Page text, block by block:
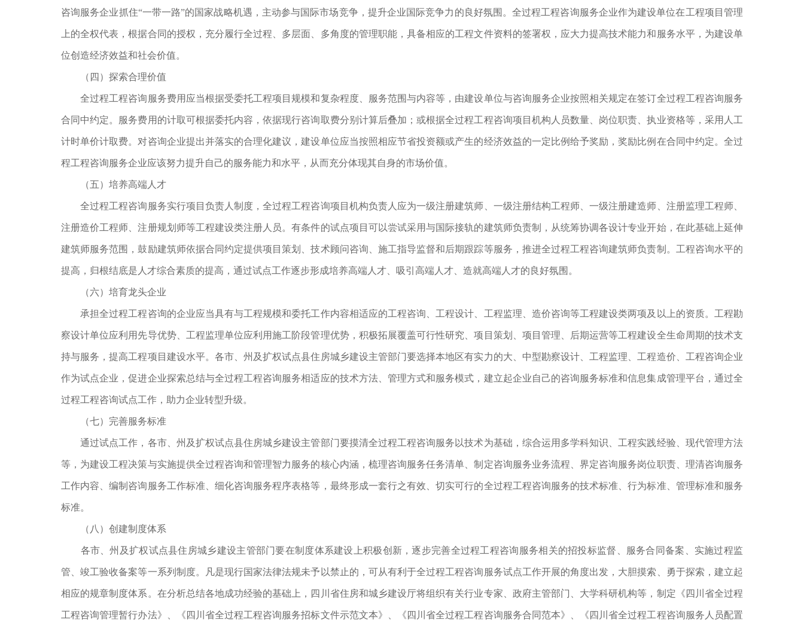
咨询服务企业抓住“一带一路”的国家战略机遇，主动参与国际市场竞争，提升企业国际竞争力的良好氛围。全过程工程咨询服务企业作为建设单位在工程项目管理
上的全权代表，根据合同的授权，充分履行全过程、多层面、多角度的管理职能，具备相应的工程文件资料的签署权，应大力提高技术能力和服务水平，为建设单
位创造经济效益和社会价值。
（四）探索合理价值
全过程工程咨询服务费用应当根据受委托工程项目规模和复杂程度、服务范围与内容等，由建设单位与咨询服务企业按照相关规定在签订全过程工程咨询服务
合同中约定。服务费用的计取可根据委托内容，依据现行咨询取费分别计算后叠加；或根据全过程工程咨询项目机构人员数量、岗位职责、执业资格等，采用人工
计时单价计取费。对咨询企业提出并落实的合理化建议，建设单位应当按照相应节省投资额或产生的经济效益的一定比例给予奖励，奖励比例在合同中约定。全过
程工程咨询服务企业应该努力提升自己的服务能力和水平，从而充分体现其自身的市场价值。
（五）培养高端人才
全过程工程咨询服务实行项目负责人制度，全过程工程咨询项目机构负责人应为一级注册建筑师、一级注册结构工程师、一级注册建造师、注册监理工程师、
注册造价工程师、注册规划师等工程建设类注册人员。有条件的试点项目可以尝试采用与国际接轨的建筑师负责制，从统筹协调各设计专业开始，在此基础上延伸
建筑师服务范围，鼓励建筑师依据合同约定提供项目策划、技术顾问咨询、施工指导监督和后期跟踪等服务，推进全过程工程咨询建筑师负责制。工程咨询水平的
提高，归根结底是人才综合素质的提高，通过试点工作逐步形成培养高端人才、吸引高端人才、造就高端人才的良好氛围。
（六）培育龙头企业
承担全过程工程咨询的企业应当具有与工程规模和委托工作内容相适应的工程咨询、工程设计、工程监理、造价咨询等工程建设类两项及以上的资质。工程勘
察设计单位应利用先导优势、工程监理单位应利用施工阶段管理优势，积极拓展覆盖可行性研究、项目策划、项目管理、后期运营等工程建设全生命周期的技术支
持与服务，提高工程项目建设水平。各市、州及扩权试点县住房城乡建设主管部门要选择本地区有实力的大、中型勘察设计、工程监理、工程造价、工程咨询企业
作为试点企业，促进企业探索总结与全过程工程咨询服务相适应的技术方法、管理方式和服务模式，建立起企业自己的咨询服务标准和信息集成管理平台，通过全
过程工程咨询试点工作，助力企业转型升级。
（七）完善服务标准
通过试点工作，各市、州及扩权试点县住房城乡建设主管部门要摸清全过程工程咨询服务以技术为基础，综合运用多学科知识、工程实践经验、现代管理方法
等，为建设工程决策与实施提供全过程咨询和管理智力服务的核心内涵，梳理咨询服务任务清单、制定咨询服务业务流程、界定咨询服务岗位职责、理清咨询服务
工作内容、编制咨询服务工作标准、细化咨询服务程序表格等，最终形成一套行之有效、切实可行的全过程工程咨询服务的技术标准、行为标准、管理标准和服务
标准。
（八）创建制度体系
各市、州及扩权试点县住房城乡建设主管部门要在制度体系建设上积极创新，逐步完善全过程工程咨询服务相关的招投标监督、服务合同备案、实施过程监
管、竣工验收备案等一系列制度。凡是现行国家法律法规未予以禁止的，可从有利于全过程工程咨询服务试点工作开展的角度出发，大胆摸索、勇于探索，建立起
相应的规章制度体系。在分析总结各地成功经验的基础上，四川省住房和城乡建设厅将组织有关行业专家、政府主管部门、大学科研机构等，制定《四川省全过程
工程咨询管理暂行办法》、《四川省全过程工程咨询服务招标文件示范文本》、《四川省全过程工程咨询服务合同范本》、《四川省全过程工程咨询服务人员配置